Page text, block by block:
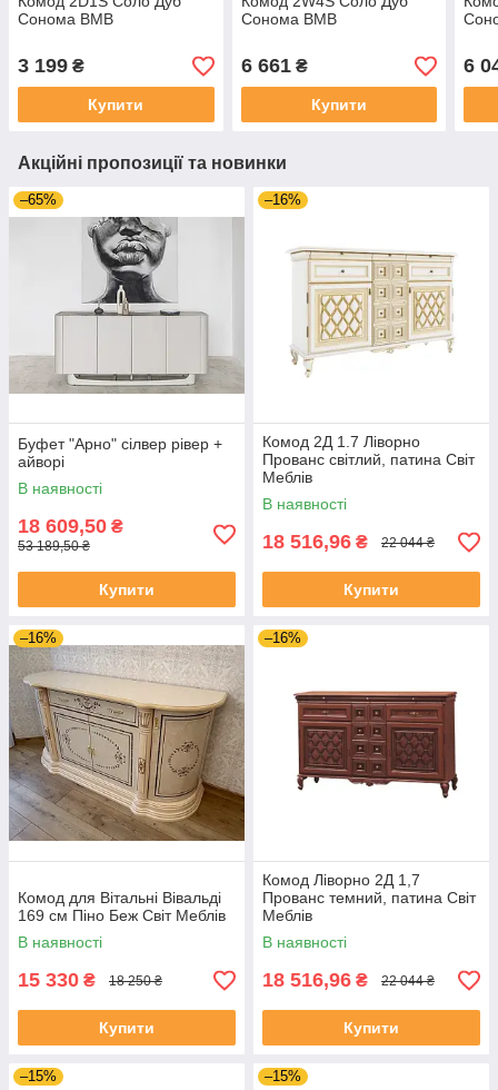
Сонома ВМВ
3 199 ₴
Купити
Сонома ВМВ
6 661₴
Купити
6
Акційні пропозиції та новинки
–65%
Буфет "Арно" сілвер рівер +
айворі
В наявності
18 609,50 ₴
53 189,50 ₴
Купити
–16%
Комод 2Д 1.7 Ліворно
Прованс світлий, патина Світ
Меблів
В наявності
18 516,96 ₴ 22 044 ₴
Купити
–16%
Комод для Вітальні Вівальді
169 см Піно Беж Світ Меблів
В наявності
15 330 ₴ 18 250 ₴
Купити
–16%
Комод Ліворно 2Д 1,7
Прованс темний, патина Світ
Меблів
В наявності
18 516,96 ₴ 22 044 ₴
Купити
–15% –15%